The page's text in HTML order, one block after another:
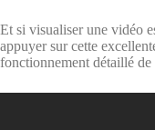
Et si visualiser une vidéo
appuyer sur cette
fonctionnement détaillé de